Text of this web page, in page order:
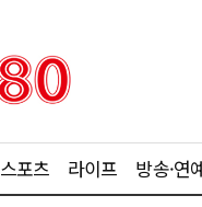
스포츠 라이프 방송·연